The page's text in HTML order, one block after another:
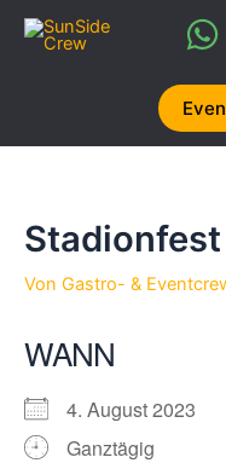
Inhalt
Von Gastro- &
WANN
4. August 2023
Ganztägig